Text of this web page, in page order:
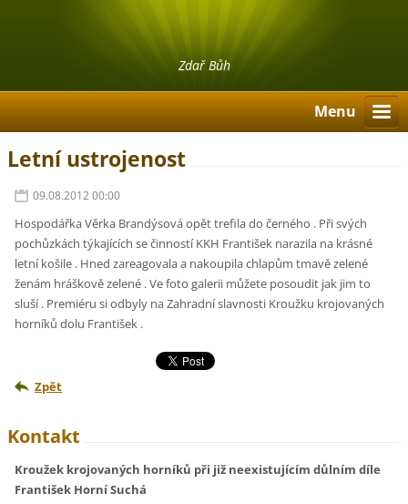
Zdař Bůh
Menu
Letní ustrojenost
09.08.2012 00:00
Hospodářka Věrka Brandýsová opět trefila do černého . Při svých
pochůzkách týkajících se činností KKH František narazila na krásné
letní košile . Hned zareagovala a nakoupila chlapům tmavě zelené
ženám hráškově zelené . Ve foto galerii můžete posoudit jak jim to
sluší . Premiéru si odbyly na Zahradní slavnosti Kroužku krojovaných
horníků dolu František .
Zpět
Kontakt
Kroužek krojovaných horníků při již neexistujícím důlním díle
František Horní Suchá